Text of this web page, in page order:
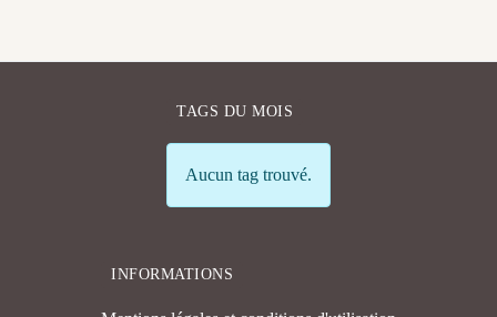
TAGS DU MOIS
Info
Aucun tag trouvé.
INFORMATIONS